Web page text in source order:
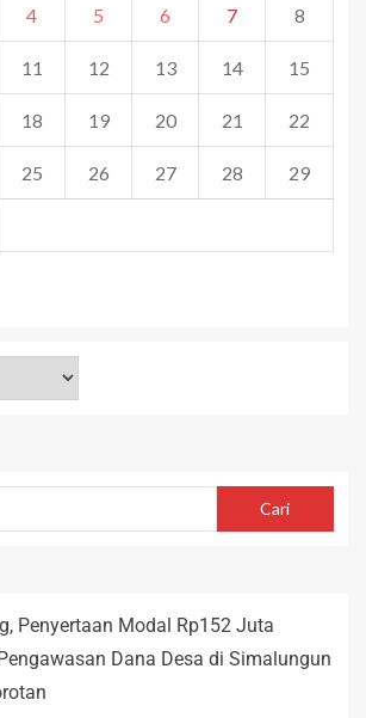
4 5 6 7 8
11 12 13 14 15
18 19 20 21 22
25 26 27 28 29
Penyertaan Modal Rp152 Juta
Dana Desa di Simalungun